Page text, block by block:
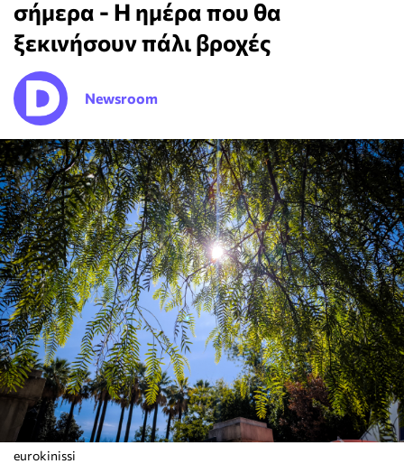
σήμερα - Η ημέρα που θα
ξεκινήσουν πάλι βροχές
Newsroom
eurokinissi